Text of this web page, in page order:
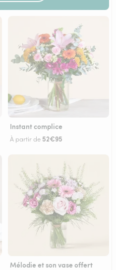
Instant complice
À partir de 52€95
Mélodie et son vase offert